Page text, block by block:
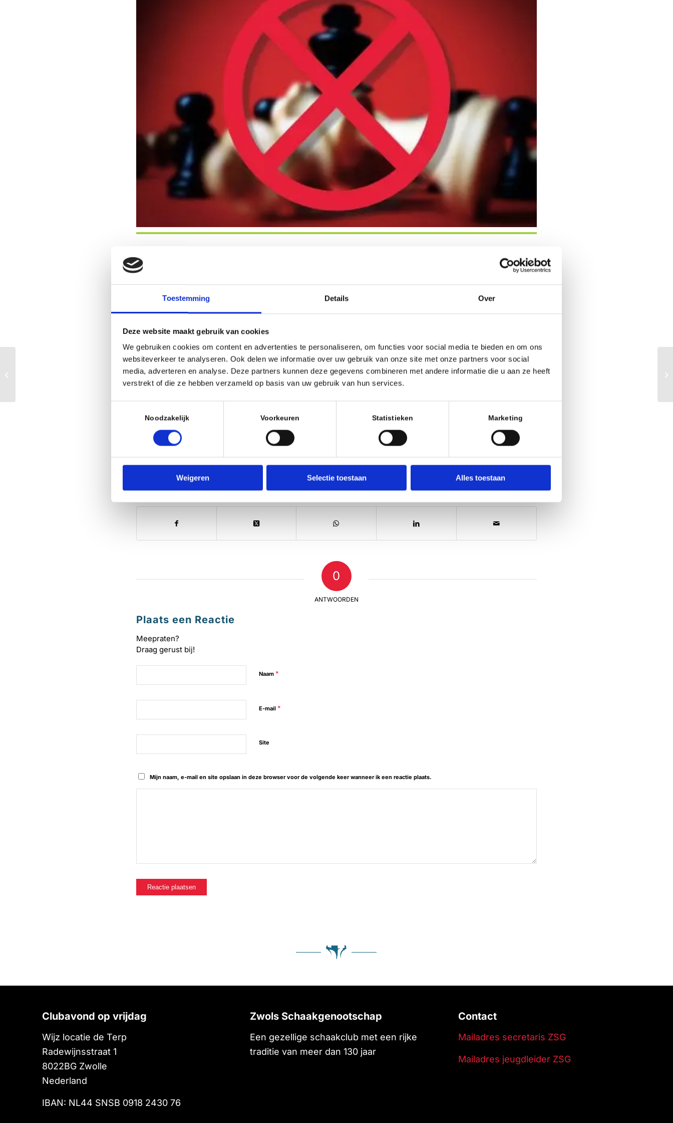
Toestemming Details Over
Deze website maakt gebruik van cookies
We gebruiken cookies om content en advertenties te personaliseren, om functies voor social media te bieden en om ons
websiteverkeer te analyseren. Ook delen we informatie over uw gebruik van onze site met onze partners voor social
media, adverteren en analyse. Deze partners kunnen deze gegevens combineren met andere informatie die u aan ze heeft
verstrekt of die ze hebben verzameld op basis van uw gebruik van hun services.
Noodzakelijk Voorkeuren Statistieken Marketing
Weigeren Selectie toestaan Alles toestaan
Wanneer
1 mei 2026
00:00
AAN AGENDA TOEVOEGEN
Download ICS Google Calendar iCalendar Office 365
Jeugdschaak
Beschrijving
Meivakantie
Deel dit stuk
0
ANTWOORDEN
Plaats een Reactie
Meepraten?
Draag gerust bij!
Naam *
E-mail *
Site
Mijn naam, e-mail en site opslaan in deze browser voor de volgende keer wanneer ik een reactie plaats.
Clubavond op vrijdag
Wijz locatie de Terp
Radewijnsstraat 1
8022BG Zwolle
Nederland
IBAN: NL44 SNSB 0918 2430 76
Zwols Schaakgenootschap
Een gezellige schaakclub met een rijke
traditie van meer dan 130 jaar
Contact
Mailadres secretaris ZSG
Mailadres jeugdleider ZSG